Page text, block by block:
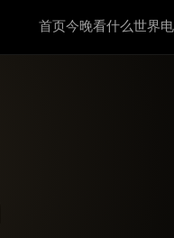
首页今晚看什么世界